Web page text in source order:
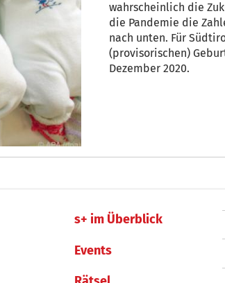
wahrscheinlich die
die Pandemie die
nach unten. Für
(provisorischen)
Dezember 2020.
s+ im Überblick
Events